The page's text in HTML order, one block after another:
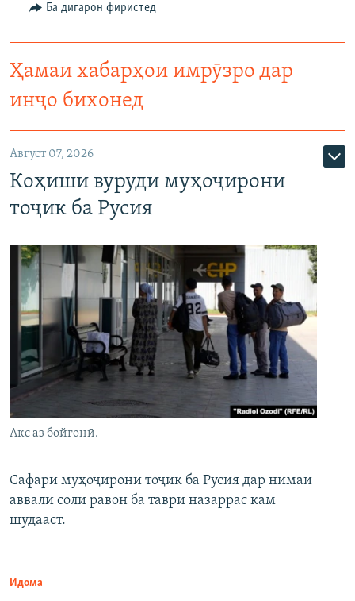
Ба дигарон фиристед
Ҳамаи хабарҳои имрӯзро дар
инҷо бихонед
Август 07, 2026
Коҳиши вуруди муҳоҷирони
тоҷик ба Русия
Акс аз бойгонӣ.
Сафари муҳоҷирони тоҷик ба Русия дар нимаи
аввали соли равон ба таври назаррас кам
шудааст.
Идома